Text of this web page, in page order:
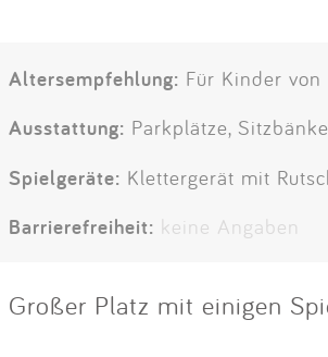
Altersempfehlung: Für Kinder
Ausstattung: Parkplätze, Sitzbänke
Spielgeräte: Klettergerät mit
Barrierefreiheit: keine Angaben
Großer Platz mit einigen